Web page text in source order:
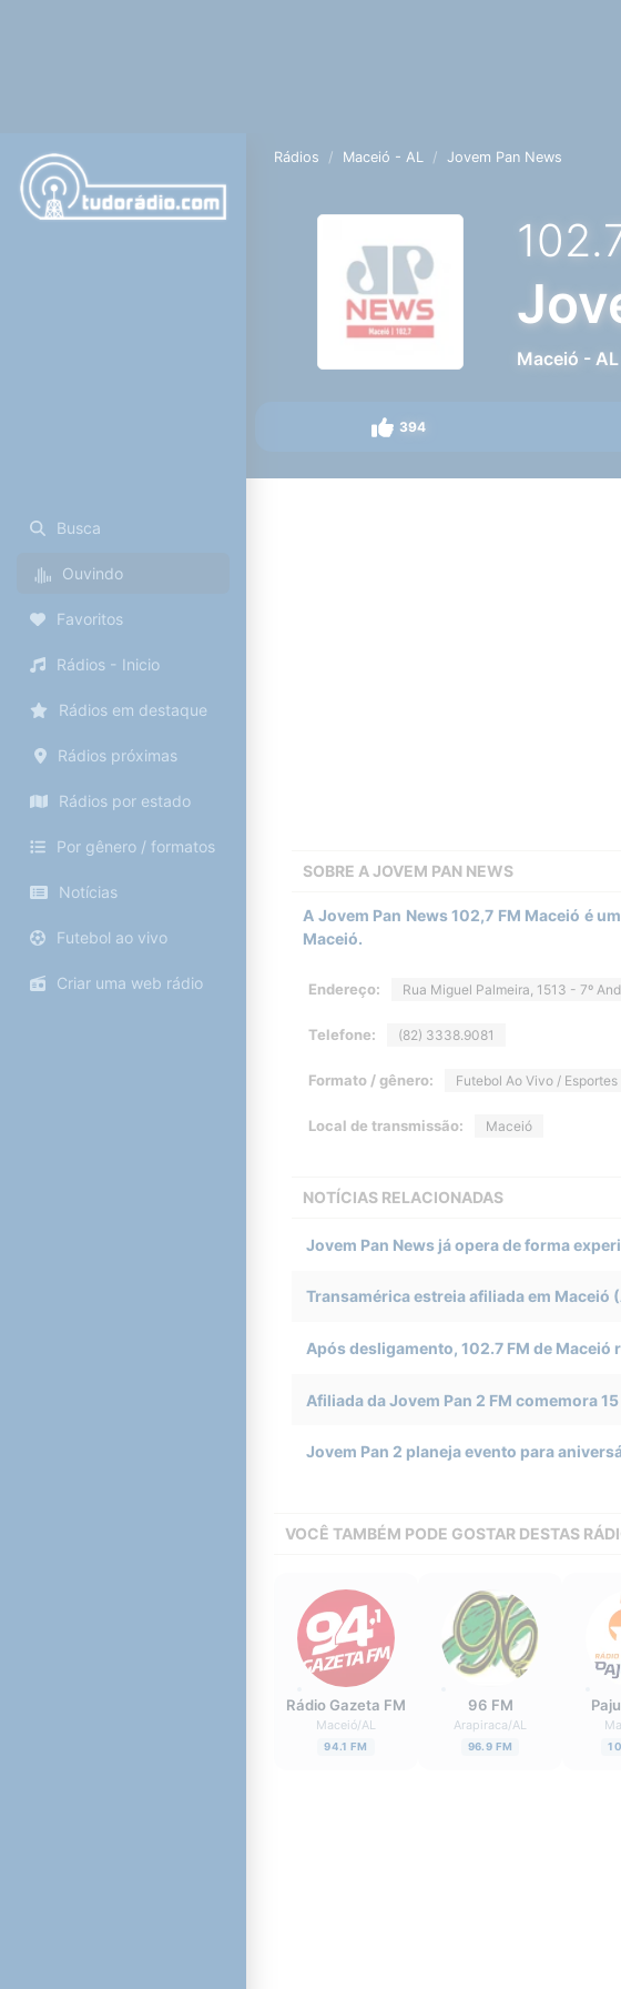
Busca
Ouvindo
Favoritos
Rádios - Inicio
Rádios em destaque
Rádios próximas
Rádios por estado
Por gênero / formatos
Notícias
Futebol ao vivo
Criar uma web rádio
Rádios Maceió - AL Jovem Pan News
Maceió -AL
394
SOBRE AJOVEM PAN NEWS
A Jovem Pan News 102,7 FM Maceió é
Maceió.
Endereço: Rua Miguel Palmeira, 1513 - 7º
Telefone: (82) 3338.9081
Formato / gênero: Futebol Ao Vivo / Esportes
Local de transmissão: Maceió
NOTÍCIAS RELACIONADAS
Jovem Pan News já opera de forma
Transamérica estreia afiliada em Maceió
Após desligamento, 102.7 FM de
Afiliada da Jovem Pan 2 FM comemora
Jovem Pan 2 planeja evento para
VOCÊ TAMBÉM PODE GOSTAR DESTAS
Rádio Gazeta FM
Maceió/AL
94.1 FM
96 FM
Arapiraca/AL
96.9 FM